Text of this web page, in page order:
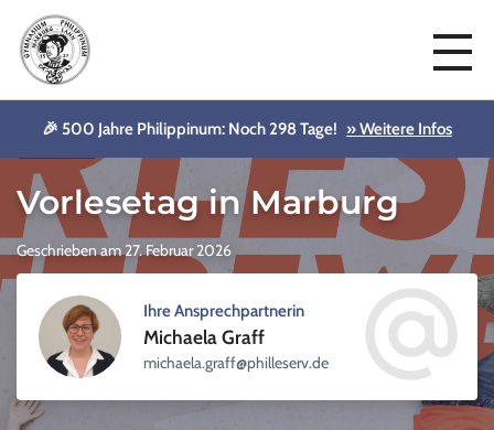
🎉 500 Jahre Philippinum: Noch 298 Tage! » Weitere Infos
Vorlesetag in Marburg
Geschrieben am 27. Februar 2026
Ihre Ansprechpartnerin
Michaela Graff
ed.vre
sellihp@ffarg.aleahcim